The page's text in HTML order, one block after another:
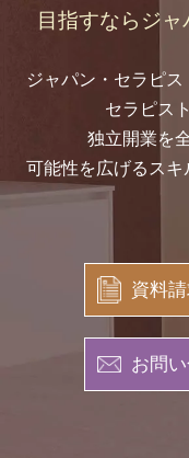
目指すなら ジャ
ジャパン・セラピ
セラピス
独立開業を
可能性を広げるスキ
資料
お問